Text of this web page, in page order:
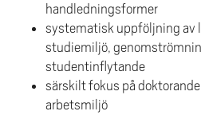
handledningsformer
systematisk uppföljning av
studiemiljö,
studentinflytande
särskilt fokus på
arbetsmiljö